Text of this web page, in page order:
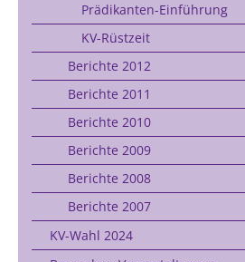
Prädikanten-Einführung
KV-Rüstzeit
Berichte 2012
Berichte 2011
Berichte 2010
Berichte 2009
Berichte 2008
Berichte 2007
KV-Wahl 2024